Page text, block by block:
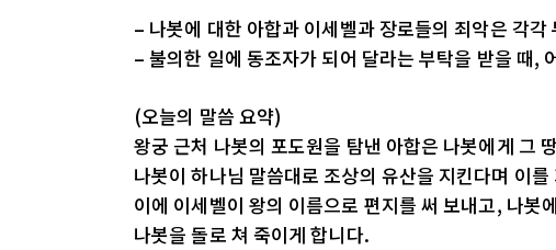
– 나봇에 대한 아합과 이세벨과 장로들의 죄악은 각각
– 불의한 일에 동조자가 되어 달라는 부탁을 받을 때,
(오늘의 말씀 요약)
왕궁 근처 나봇의 포도원을 탐낸 아합은 나봇에게 그
나봇이 하나님 말씀대로 조상의 유산을 지킨다며 이
이에 이세벨이 왕의 이름으로 편지를 써 보내고, 나봇
나봇을 돌로 쳐 죽이게 합니다.